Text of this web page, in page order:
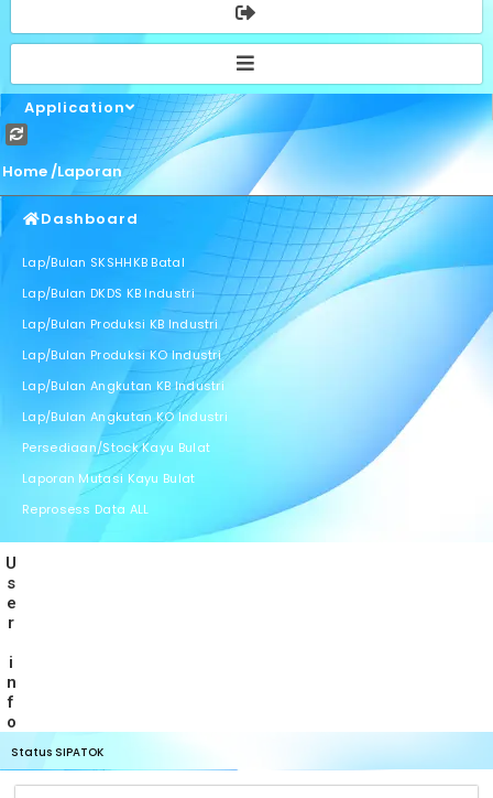
Application
Home /Laporan
Dashboard
Lap/Bulan SKSHHKB Batal
Lap/Bulan DKDS KB Industri
Lap/Bulan Produksi KB Industri
Lap/Bulan Produksi KO Industri
Lap/Bulan Angkutan KB Industri
Lap/Bulan Angkutan KO Industri
Persediaan/Stock Kayu Bulat
Laporan Mutasi Kayu Bulat
Reprosess Data ALL
User info
Status SIPATOK